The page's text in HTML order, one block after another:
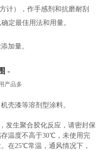
计），作手感剂和抗磨耐刮
定最佳用法和用量。
加量。
-
产品多
壳漆等溶剂型涂料。
发生聚合胶化反应，请密封保
温度不高于30℃，未使用完
在25℃常温，通风情况下，